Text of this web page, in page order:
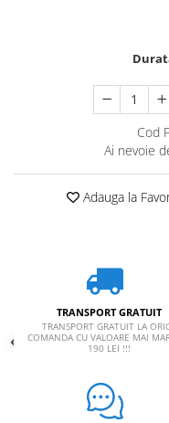
Corturi 3 persoane
Corturi de familie
IMBRACAMINTE
Pantaloni
Cod
Ai nevoie
Adauga la
TRANSPORT GRATUIT
TRANSPORT GRATUIT LA
COMANDA CU VALOARE MAI
190 LEI !!!